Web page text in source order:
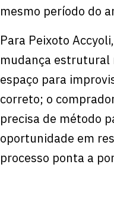
mesmo período do
Para Peixoto
mudança estrutural
espaço para
correto; o
precisa de método
oportunidade em
processo ponta a